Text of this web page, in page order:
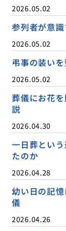
2026.05.02
参列者が意
2026.05.02
弔事の装い
2026.05.02
葬儀にお花
説
2026.04.30
一日葬とい
たのか
2026.04.28
幼い日の記
儀
2026.04.26